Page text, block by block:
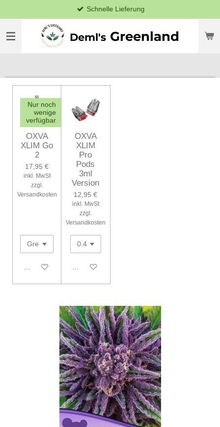
Hauptinhalt
springen
Deml's Greenland
Schnelle Lieferung
Nur noch
wenige
verfügbar
OXVA
XLIM Go
2
17,95 €
inkl. MwSt
zzgl.
Versandkosten
In den Warenkorb
OXVA
XLIM
Pro
Pods
3ml
Version
12,95 €
inkl. MwSt
zzgl.
Versandkosten
In den Warenkorb